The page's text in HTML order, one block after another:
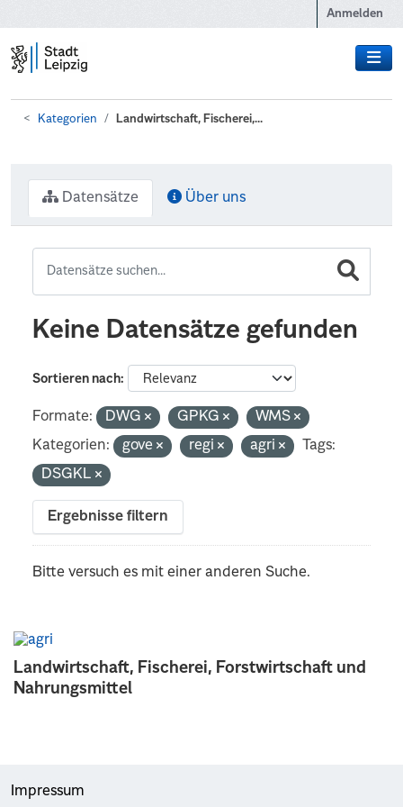
Anmelden
Kategorien Landwirtschaft, Fischerei,...
Landwirtschaft, Fischerei, Forstwirtschaft und
Nahrungsmittel
Datensätze Über uns
Keine Datensätze gefunden
Sortieren nach
Formate: DWG GPKG
WMS
Kategorien:
gove regi agri
Tags:
DSGKL
Ergebnisse filtern
Bitte versuch es mit einer anderen Suche.
Impressum